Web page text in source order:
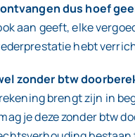
dus hoef
aan geeft, elke
hebt
zonder btw
brengt zijn in
je deze zonder btw